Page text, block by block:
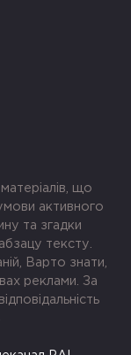
що
активного
та згадки
тексту.
Варто знати,
реклами. За